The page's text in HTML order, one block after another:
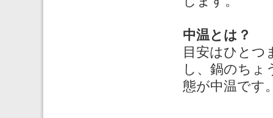
中温とは？
目安はひとつ
し、鍋のちょ
態が中温です